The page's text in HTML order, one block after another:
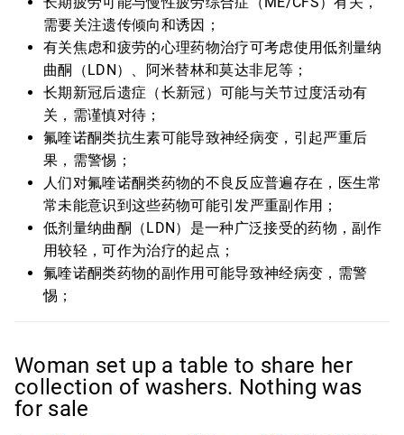
需要关注遗传倾向和诱因；
有关焦虑和疲劳的心理药物治疗可考虑使用低剂量纳
曲酮（LDN）、阿米替林和莫达非尼等；
长期新冠后遗症（长新冠）可能与关节过度活动有
关，需谨慎对待；
氟喹诺酮类抗生素可能导致神经病变，引起严重后
果，需警惕；
人们对氟喹诺酮类药物的不良反应普遍存在，医生常
常未能意识到这些药物可能引发严重副作用；
低剂量纳曲酮（LDN）是一种广泛接受的药物，副作
用较轻，可作为治疗的起点；
氟喹诺酮类药物的副作用可能导致神经病变，需警
惕；
Woman set up a table to share her
collection of washers. Nothing was
for sale